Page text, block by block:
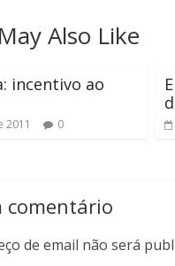
Also Like
incentivo ao
2011 0
comentário
de email não será